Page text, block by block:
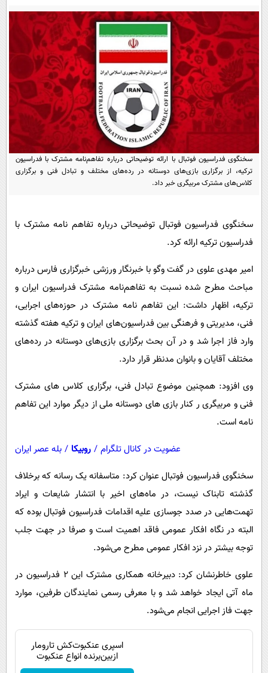
حوادث
سلامت
محیط زیست
سفر و تفریح
بین الملل
سیاست خارجی
فرهنگ و هنر
علم و دانش
فناوری و It
علمی
اخبار کریپتو
قرآن
گوناگون
سرگرمی
باشگاه مغز
مجله تصویری سلاح
فیلم
اقتصاد
ورزش
فناوری
حوادث
محیط زیست
سلامت
فرهنگی
بین الملل
حیات وحش
عصر ایران 2
خواندنی ها و دیدنی ها
داستان کوتاه
روانشناسی
دانلود
آموزش زبان
سخنگوی فدراسیون فوتبال با ارائه توضیحاتی درباره تفاهم‌نامه مشترک با فدراسیون
ترکیه، از برگزاری بازی‌های دوستانه در رده‌های مختلف و تبادل فنی و برگزاری
کلاس‌های مشترک مربیگری خبر داد.
سخنگوی فدراسیون فوتبال توضیحاتی درباره تفاهم‌ نامه مشترک با
فدراسیون ترکیه ارائه کرد.
امیر مهدی علوی در گفت وگو با خبرنگار ورزشی خبرگزاری فارس درباره
مباحث مطرح شده نسبت به تفاهم‌نامه مشترک فدراسیون ایران و
ترکیه، اظهار داشت: این تفاهم نامه مشترک در حوزه‌های اجرایی،
فنی، مدیریتی و فرهنگی بین فدراسیون‌های ایران و ترکیه هفته گذشته
وارد فاز اجرا شد و در آن بحث برگزاری بازی‌های دوستانه در رده‌های
مختلف آقایان و بانوان مدنظر قرار دارد.
وی افزود: همچنین موضوع تبادل فنی، برگزاری کلاس های مشترک
فنی و مربیگری ر کنار بازی های دوستانه ملی از دیگر موارد این تفاهم
نامه است.
عضویت در کانال تلگرام / روبیکا / بله عصر ایران
سخنگوی فدراسیون فوتبال عنوان کرد: متاسفانه یک رسانه که برخلاف
گذشته تابناک نیست، در ماه‌های اخیر با انتشار شایعات و ایراد
تهمت‌هایی در صدد جوسازی علیه اقدامات فدراسیون فوتبال بوده که
البته در نگاه افکار عمومی فاقد اهمیت است و صرفا در جهت جلب
توجه بیشتر در نزد افکار عمومی مطرح می‌شود‌.
علوی خاطرنشان کرد: دبیرخانه همکاری مشترک این ۲ فدراسیون در
ماه آتی ایجاد خواهد شد و با معرفی رسمی نمایندگان طرفین، موارد
جهت فاز اجرایی انجام می‌شود.
اسپری عنکبوت‌‌کش تارومار
ازبین‌برنده انواع عنکبوت